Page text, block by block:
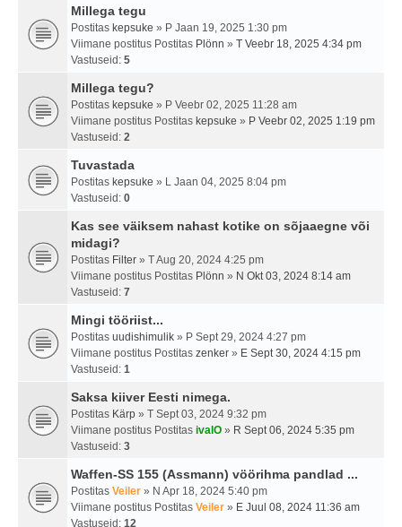
Millega tegu
Postitas kepsuke » P Jaan 19, 2025 1:30 pm
Viimane postitus Postitas Plönn » T Veebr 18, 2025 4:34 pm
Vastuseid: 5
Millega tegu?
Postitas kepsuke » P Veebr 02, 2025 11:28 am
Viimane postitus Postitas kepsuke » P Veebr 02, 2025 1:19 pm
Vastuseid: 2
Tuvastada
Postitas kepsuke » L Jaan 04, 2025 8:04 pm
Vastuseid: 0
Kas see väiksem nahast kotike on sõjaaegne või
midagi?
Postitas Filter » T Aug 20, 2024 4:25 pm
Viimane postitus Postitas Plönn » N Okt 03, 2024 8:14 am
Vastuseid: 7
Mingi tööriist...
Postitas uudishimulik » P Sept 29, 2024 4:27 pm
Viimane postitus Postitas zenker » E Sept 30, 2024 4:15 pm
Vastuseid: 1
Saksa kiiver Eesti nimega.
Postitas Kärp » T Sept 03, 2024 9:32 pm
Viimane postitus Postitas ivalO » R Sept 06, 2024 5:35 pm
Vastuseid: 3
Waffen-SS 155 (Assmann) vöörihma pandlad ...
Postitas Veiler » N Apr 18, 2024 5:40 pm
Viimane postitus Postitas Veiler » E Juul 08, 2024 11:36 am
Vastuseid: 12